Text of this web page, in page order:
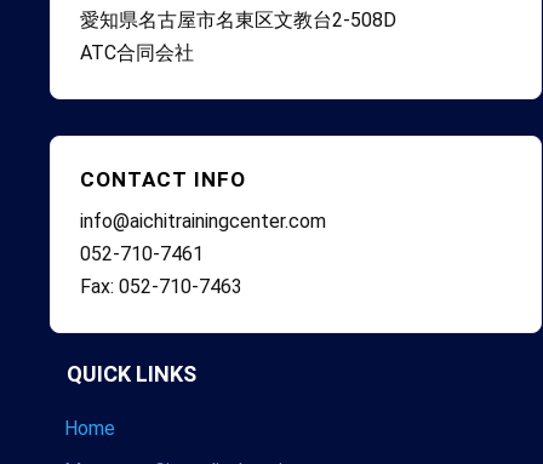
愛知県名古屋市名東区文教台2-508D
ATC合同会社
CONTACT INFO
info@aichitrainingcenter.com
052-710-7461
Fax: 052-710-7463
QUICK LINKS
Home